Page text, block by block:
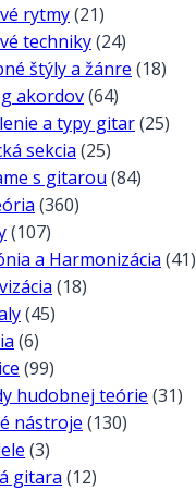
rytmy(21)
techniky(24)
štýly a žánre (18)
akordov(64)
a typy gitar(25)
sekcia (25)
s gitarou (84)
(360)
(107)
a Harmonizácia (41)
(18)
(45)
(6)
(99)
hudobnej teórie (31)
nástroje (130)
(3)
gitara (12)